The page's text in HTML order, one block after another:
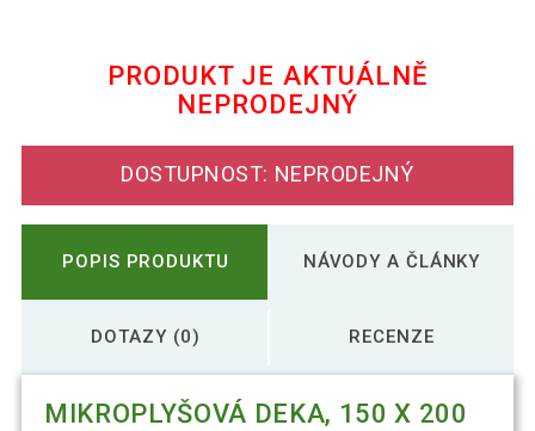
PRODUKT JE AKTUÁLNĚ
NEPRODEJNÝ
DOSTUPNOST: NEPRODEJNÝ
POPIS PRODUKTU NÁVODY A ČLÁNKY
DOTAZY (0) RECENZE
MIKROPLYŠOVÁ DEKA, 150 X 200